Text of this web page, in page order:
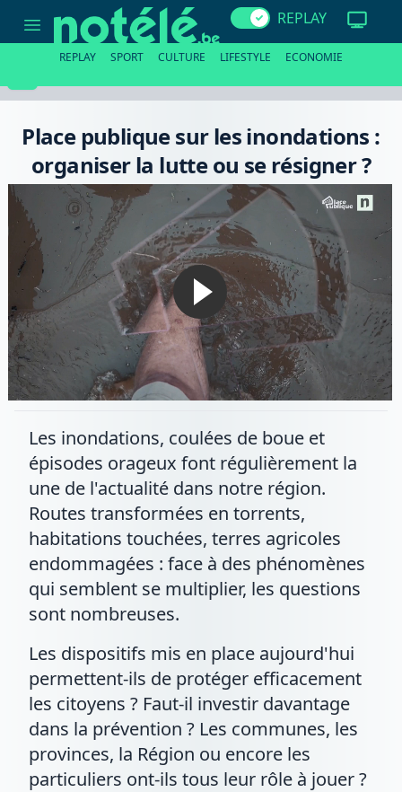
publique
organiser
résigner
REPLAY
REPLAY SPORT CULTURE LIFESTYLE ECONOMIE
Place publique sur les inondations :
organiser la lutte ou se résigner ?
Les inondations, coulées de boue et
épisodes orageux font régulièrement la
une de l'actualité dans notre région.
Routes transformées en torrents,
habitations touchées, terres agricoles
endommagées : face à des phénomènes
qui semblent se multiplier, les questions
sont nombreuses.
Les dispositifs mis en place aujourd'hui
permettent-ils de protéger efficacement
les citoyens ? Faut-il investir davantage
dans la prévention ? Les communes, les
provinces, la Région ou encore les
particuliers ont-ils tous leur rôle à jouer ?